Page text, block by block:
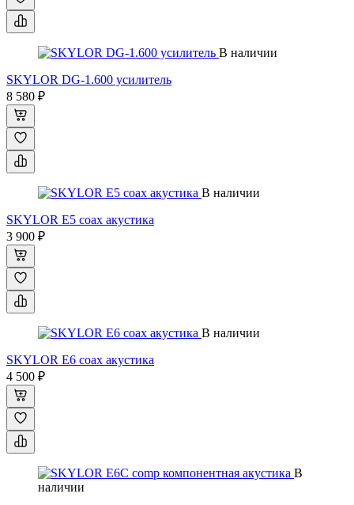
В наличии
SKYLOR DG-1.600 усилитель
8 580 ₽
В наличии
SKYLOR E5 coax акустика
3 900 ₽
В наличии
SKYLOR E6 coax акустика
4 500 ₽
В
наличии